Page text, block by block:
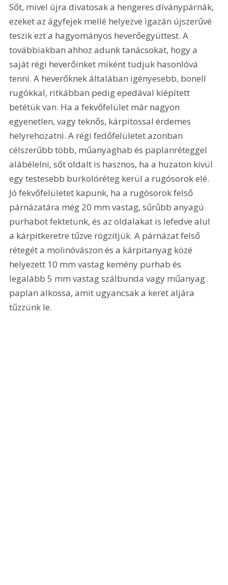
Sőt, mivel újra divatosak a hengeres díványpárnák,
ezeket az ágyfejek mellé helyezve igazán újszerűvé
teszik ezt a hagyományos heverőegyüttest. A
továbbiakban ahhoz adunk tanácsokat, hogy a
saját régi heverőinket miként tudjuk hasonlóvá
tenni. A heverőknek általában igényesebb, bonell
rugókkal, ritkábban pedig epedával kiépített
betétük van. Ha a fekvőfelület már nagyon
egyenetlen, vagy teknős, kárpitossal érdemes
helyrehozatni. A régi fedőfelületet azonban
célszerűbb több, műanyaghab és paplanréteggel
alábélelni, sőt oldalt is hasznos, ha a huzaton kívül
egy testesebb burkolóréteg kerül a rugósorok elé.
Jó fekvőfelületet kapunk, ha a rugósorok felső
párnázatára még 20 mm vastag, sűrűbb anyagú
purhabot fektetünk, és az oldalakat is lefedve alul
a kárpitkeretre tűzve rögzítjük. A párnázat felső
rétegét a molinóvászon és a kárpitanyag közé
helyezett 10 mm vastag kemény purhab és
legalább 5 mm vastag szálbunda vagy műanyag
paplan alkossa, amit ugyancsak a keret aljára
tűzzünk le.